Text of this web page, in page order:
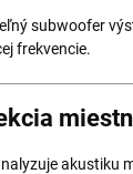
subwoofer
frekvencie.
akustiku